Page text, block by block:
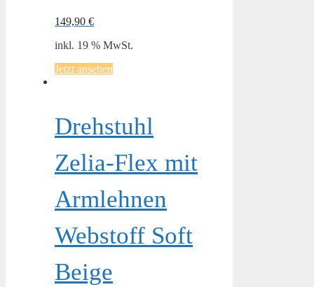
149,90 €
inkl. 19 % MwSt.
Jetzt ansehen
Drehstuhl
Zelia-Flex mit
Armlehnen
Webstoff Soft
Beige